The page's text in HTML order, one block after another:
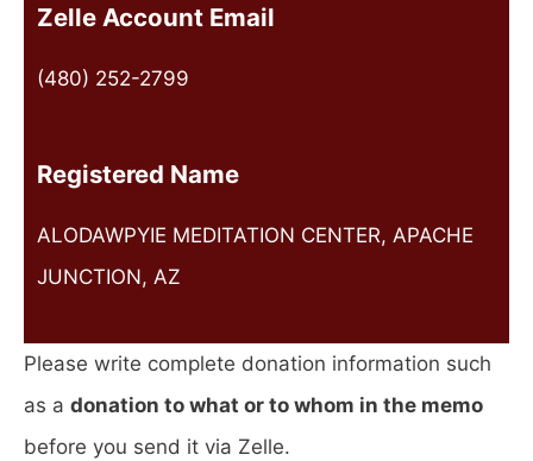
Zelle Account Email
(480) 252-2799
Registered Name
ALODAWPYIE MEDITATION CENTER, APACHE
JUNCTION, AZ
Please write complete donation information such
as a donation to what or to whom in the memo
before you send it via Zelle.